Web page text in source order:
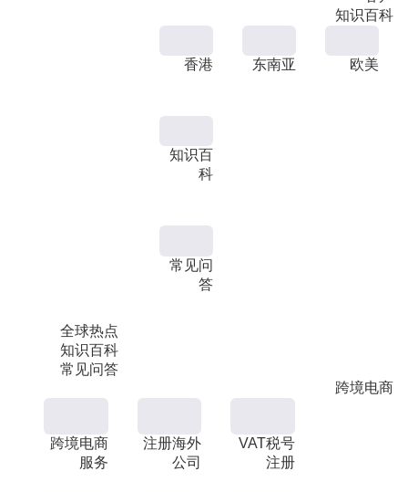
知识百科
全球热点
知识百科
常见问答
香港 东南亚 欧美
知识百
科
常见问
答
跨境电商
跨境电商
服务
注册海外
公司
VAT税号
注册